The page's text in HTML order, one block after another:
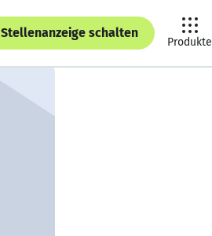
Stellenanzeige schalten
Produkte